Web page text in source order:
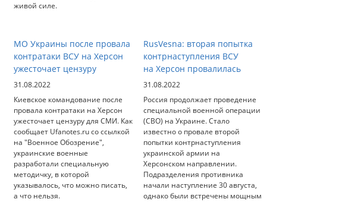
живой силе.
МО Украины после провала
контратаки ВСУ на Херсон
ужесточает цензуру
31.08.2022
Киевское командование после
провала контратаки на Херсон
ужесточает цензуру для СМИ. Как
сообщает Ufanotes.ru со ссылкой
на "Военное Обозрение",
украинские военные
разработали специальную
методичку, в которой
указывалось, что можно писать,
а что нельзя.
RusVesna: вторая попытка
контрнаступления ВСУ
на Херсон провалилась
31.08.2022
Россия продолжает проведение
специальной военной операции
(СВО) на Украине. Стало
известно о провале второй
попытки контрнаступления
украинской армии на
Херсонском направлении.
Подразделения противника
начали наступление 30 августа,
однако были встречены мощным